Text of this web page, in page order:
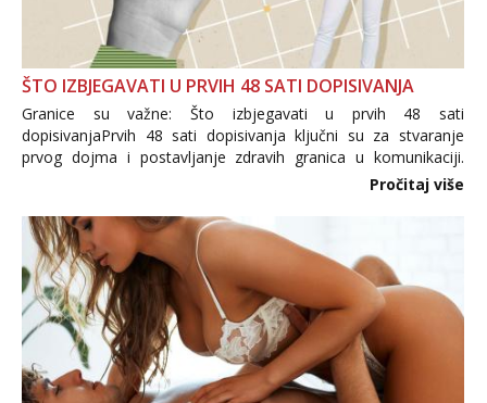
ŠTO IZBJEGAVATI U PRVIH 48 SATI DOPISIVANJA
Granice su važne: Što izbjegavati u prvih 48 sati
dopisivanjaPrvih 48 sati dopisivanja ključni su za stvaranje
prvog dojma i postavljanje zdravih granica u komunikaciji.
Važno je izbjeći prebrzo otkrivanje osobnih ili intimnih
informacija, jer nepoznata osoba još nije zaslužila to
povjerenje. Takođe...
Pročitaj više